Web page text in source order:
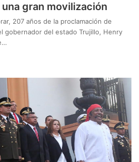
gran movilización
207 años de la proclamación de
gobernador del estado Trujillo, Henry